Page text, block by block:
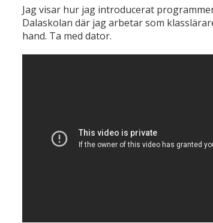
Jag visar hur jag introducerat
Dalaskolan där jag arbetar som
hand. Ta med dator.